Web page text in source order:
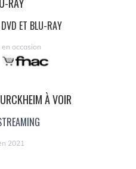
ET BLU-RAY
occasion
À VOIR
2021